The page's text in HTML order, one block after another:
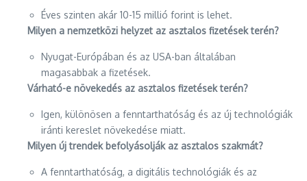
Éves szinten akár 10-15 millió forint is lehet.
Milyen a nemzetközi helyzet az asztalos fizetések terén?
Nyugat-Európában és az USA-ban általában
magasabbak a fizetések.
Várható-e növekedés az asztalos fizetések terén?
Igen, különösen a fenntarthatóság és az új technológiák
iránti kereslet növekedése miatt.
Milyen új trendek befolyásolják az asztalos szakmát?
A fenntarthatóság, a digitális technológiák és az